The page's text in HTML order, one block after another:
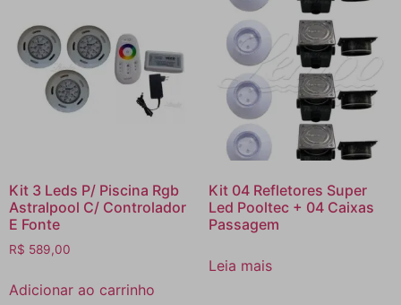
Kit 3 Leds P/ Piscina Rgb
Astralpool C/ Controlador
E Fonte
R$ 589,00
Adicionar ao carrinho
Kit 04 Refletores Super
Led Pooltec + 04 Caixas
Passagem
Leia mais